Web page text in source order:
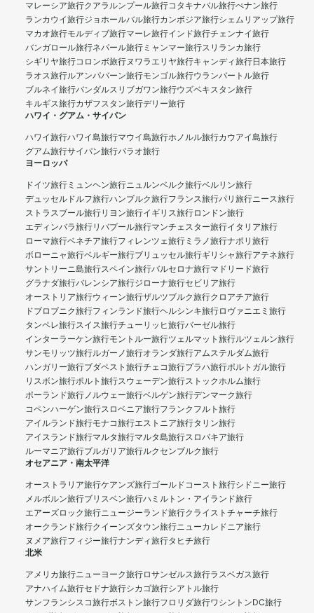
マレーシア旅行クアラルンプール旅行コタキナバル旅行ぺナン旅行
ランカウイ旅行ジョホールバル旅行カンボジア旅行シェムリアップ旅行
マカオ旅行モルディブ旅行マーレ旅行インド旅行チェンナイ旅行
バンガロール旅行ネパール旅行 ミャンマー旅行スリランカ旅行
シギリヤ旅行コロンボ旅行ヌワラエリヤ旅行キャンディ旅行日本旅行
ラオス旅行ルアンパバーン旅行モンゴル旅行ウランバートル旅行
ブルネイ旅行バンダルスリブガワン旅行ウズベキスタン旅行
キルギス旅行カザフスタン旅行デリー旅行
ハワイ・グアム・サイパン
ハワイ旅行ハワイ島旅行マウイ島旅行ホノルル旅行カウアイ島旅行
グアム旅行サイパン旅行パラオ旅行
ヨーロッパ
ドイツ旅行 ミュンヘン旅行ニュルンベルク旅行ベルリン旅行
デュッセルドルフ旅行ハンブルク旅行フランス旅行パリ旅行ニース旅行
ストラスブール旅行リヨン旅行イギリス旅行ロンドン旅行
エディンバラ旅行リバプール旅行マンチェスター旅行イタリア旅行
ローマ旅行ベネチア旅行フィレンツェ旅行 ミラノ旅行ナポリ旅行
ボローニャ旅行ベルギー旅行ブリュッセル旅行ギリシャ旅行アテネ旅行
サントリーニ島旅行スペイン旅行バルセロナ旅行マドリード旅行
グラナダ旅行バレンシア旅行ジローナ旅行セビリア旅行
オーストリア旅行ウィーン旅行ザルツブルク旅行クロアチア旅行
ドブロブニク旅行フィンランド旅行ヘルシンキ旅行ロヴァニエミ旅行
タンペレ旅行スイス旅行チューリッヒ旅行バーゼル旅行
インターラーケン旅行モントルー旅行ツェルマット旅行ルツェルン旅行
サンモリッツ旅行ルガーノ旅行オランダ旅行アムステルダム旅行
ハンガリー旅行ブダペスト旅行チェコ旅行プラハ旅行ポルトガル旅行
リスボン旅行ポルト旅行スウェーデン旅行ストックホルム旅行
ポーランド旅行ノルウェー旅行ベルゲン旅行デンマーク旅行
コペンハーゲン旅行スロベニア旅行フランクフルト旅行
アイルランド旅行モナコ旅行エストニア旅行タリン旅行
アイスランド旅行マルタ旅行マルタ島旅行スロバキア旅行
ルーマニア旅行ブルガリア旅行ルクセンブルク旅行
オセアニア・南太平洋
オーストラリア旅行ケアンズ旅行ゴールドコースト旅行シドニー旅行
メルボルン旅行ブリスベン旅行ハミルトン・アイランド旅行
エアーズロック旅行ニュージーランド旅行クライストチャーチ旅行
オークランド旅行クイーンズタウン旅行ニューカレドニア旅行
ヌメア旅行フィジー旅行ナンディ旅行タヒチ旅行
北米
アメリカ旅行ニューヨーク旅行ロサンゼルス旅行ラスベガス旅行
アナハイム旅行セドナ旅行シカゴ旅行シアトル旅行
サンフランシスコ旅行ボストン旅行フロリダ旅行ワシントンDC旅行